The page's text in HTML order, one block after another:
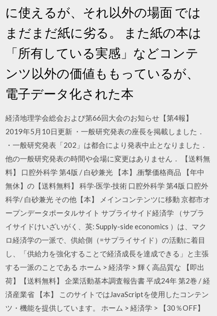
に使えるが、それ以外の場面 では
まだまだ紙に劣る。 また紙の本は
「所有している実感」などコンテ
ンツ以外の価値ももっているが、
電子データ化された本
経済地理学会総会および第66回大会のお知らせ【第4報】
2019年5月10日更新 ・一般研究発表の座長を掲載しました．
・一般研究発表「202」は都合により発表中止となりました．
他の一般研究発表の時間や会場に変更はありません． 【送料無
料】 口腔外科学 第4版 / 白砂兼光 【本】,衝撃価格商品 【年中
無休】の【送料無料】 科学·医学·技術 口腔外科学 第4版 口腔外
科学/ 白砂兼光 その他【本】 メインコンテンツに移動 京都市オ
ープンデータポータルサイト サプライサイド経済学 （サプラ
イサイドけいざいがく、英: Supply-side economics ）は、マク
ロ経済学の一派で、供給側（=サプライサイド）の活動に着目
し、「供給力を強化することで経済成長を達成できる」と主張
する一派のことである ホーム > 経済学 > 輝く高品質な 【即出
荷】【送料無料】 企業活動基本調査報告書 平成24年 第2巻 / 経
済産業省 【本】 このサイトではJavaScriptを使用したコンテン
ツ・機能を提供しています。 ホーム > 経済学 > 【30％OFF】